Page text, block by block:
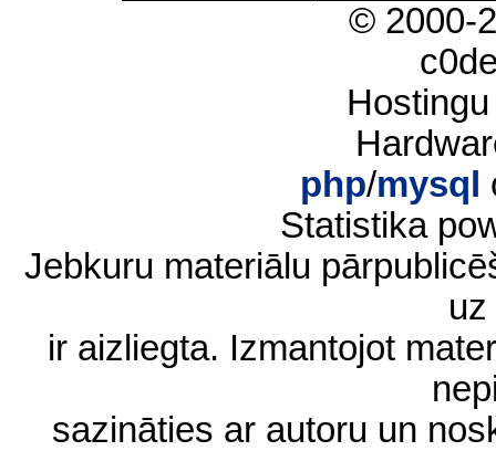
© 2000-
php/mysql
Statistika
Jebkuru materiālu
ir aizliegta. Izmantojot
sazināties ar autoru un